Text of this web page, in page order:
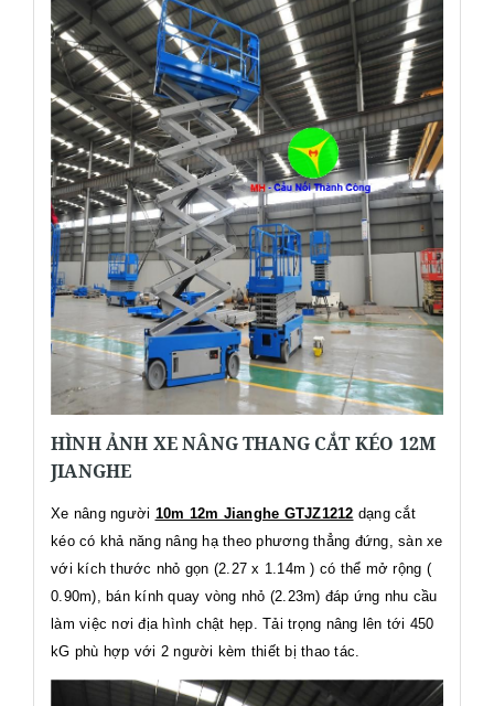
HÌNH ẢNH XE NÂNG THANG CẮT KÉO 12M
JIANGHE
Xe nâng người 10m 12m Jianghe GTJZ1212 dạng cắt
kéo có khả năng nâng hạ theo phương thẳng đứng, sàn xe
với kích thước nhỏ gọn (2.27 x 1.14m ) có thể mở rộng (
0.90m), bán kính quay vòng nhỏ (2.23m) đáp ứng nhu cầu
làm việc nơi địa hình chật hẹp. Tải trọng nâng lên tới 450
kG phù hợp với 2 người kèm thiết bị thao tác.